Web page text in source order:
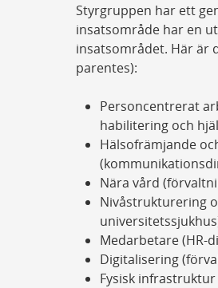
Styrgruppen har ett
insatsområde har en
insatsområdet. Här är
parentes):
Personcentrerat
habilitering och
Hälsofrämjande
Nära vård​
Nivåstrukturering
Medarbetare (HR-
Digitalisering
Fysisk